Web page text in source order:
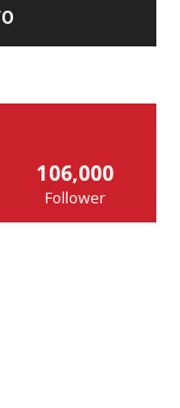
106,000
Follower